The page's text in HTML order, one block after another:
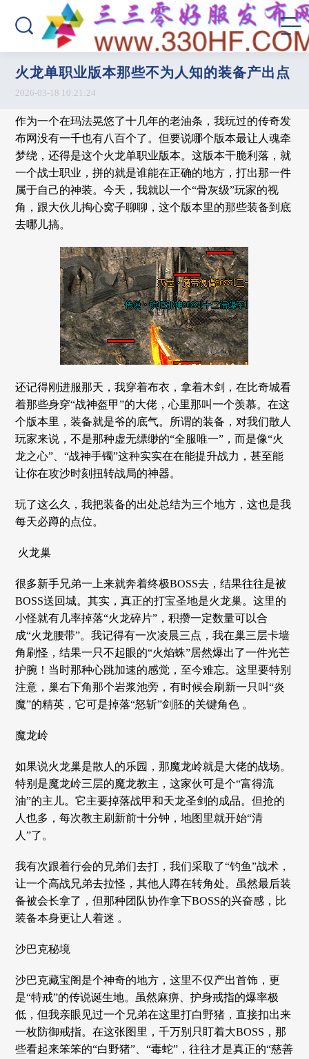
火龙单职业版本那些不为人知的装备产出点
2026-03-18 10:21:24
作为一个在玛法晃悠了十几年的老油条，我玩过的传奇发
布网没有一千也有八百个了。但要说哪个版本最让人魂牵
梦绕，还得是这个火龙单职业版本。这版本干脆利落，就
一个战士职业，拼的就是谁能在正确的地方，打出那一件
属于自己的神装。今天，我就以一个“骨灰级”玩家的视
角，跟大伙儿掏心窝子聊聊，这个版本里的那些装备到底
去哪儿搞。
还记得刚进服那天，我穿着布衣，拿着木剑，在比奇城看
着那些身穿“战神盔甲”的大佬，心里那叫一个羡慕。在这
个版本里，装备就是爷的底气。所谓的装备，对我们散人
玩家来说，不是那种虚无缥缈的“全服唯一”，而是像“火
龙之心”、“战神手镯”这种实实在在能提升战力，甚至能
让你在攻沙时刻扭转战局的神器。
玩了这么久，我把装备的出处总结为三个地方，这也是我
每天必蹲的点位。
火龙巢
很多新手兄弟一上来就奔着终极BOSS去，结果往往是被
BOSS送回城。其实，真正的打宝圣地是火龙巢。这里的
小怪就有几率掉落“火龙碎片”，积攒一定数量可以合
成“火龙腰带”。我记得有一次凌晨三点，我在巢三层卡墙
角刷怪，结果一只不起眼的“火焰蛛”居然爆出了一件光芒
护腕！当时那种心跳加速的感觉，至今难忘。这里要特别
注意，巢右下角那个岩浆池旁，有时候会刷新一只叫“炎
魔”的精英，它可是掉落“怒斩”剑胚的关键角色 。
魔龙岭
如果说火龙巢是散人的乐园，那魔龙岭就是大佬的战场。
特别是魔龙岭三层的魔龙教主，这家伙可是个“富得流
油”的主儿。它主要掉落战甲和天龙圣剑的成品。但抢的
人也多，每次教主刷新前十分钟，地图里就开始“清
人”了。
我有次跟着行会的兄弟们去打，我们采取了“钓鱼”战术，
让一个高战兄弟去拉怪，其他人蹲在转角处。虽然最后装
备被会长拿了，但那种团队协作拿下BOSS的兴奋感，比
装备本身更让人着迷 。
沙巴克秘境
沙巴克藏宝阁是个神奇的地方，这里不仅产出首饰，更
是“特戒”的传说诞生地。虽然麻痹、护身戒指的爆率极
低，但我亲眼见过一个兄弟在这里打白野猪，直接扣出来
一枚防御戒指。在这张图里，千万别只盯着大BOSS，那
些看起来笨笨的“白野猪”、“毒蛇”，往往才是真正的“慈善